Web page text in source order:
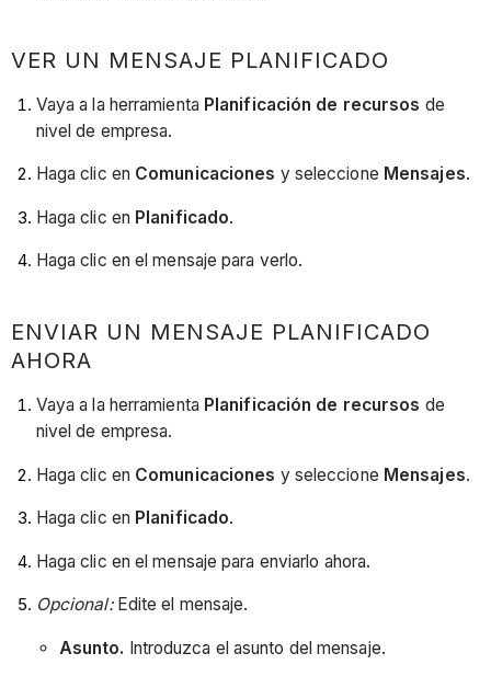
VER UN MENSAJE PLANIFICADO
Vaya a la herramienta Planificación de recursos de
nivel de empresa.
Haga clic en Comunicaciones y seleccione Mensajes.
Haga clic en Planificado.
Haga clic en el mensaje para verlo.
ENVIAR UN MENSAJE PLANIFICADO
AHORA
Vaya a la herramienta Planificación de recursos de
nivel de empresa.
Haga clic en Comunicaciones y seleccione Mensajes.
Haga clic en Planificado.
Haga clic en el mensaje para enviarlo ahora.
Opcional:Edite el mensaje.
Asunto. Introduzca el asunto del mensaje.